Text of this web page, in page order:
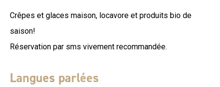
Crêpes et glaces maison, locavore et produits bio de
saison!
Réservation par sms vivement recommandée.
Langues parlées